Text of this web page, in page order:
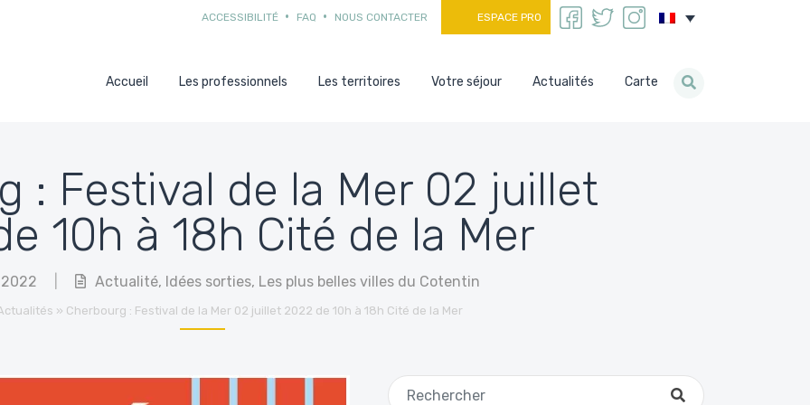
ACCESSIBILITÉ FAQ NOUS CONTACTER ESPACE PRO
Accueil Les professionnels Les territoires Votre séjour Actualités Carte
: Festival de la Mer 02 juillet
10h à 18h Cité de la Mer
Actualité, Idées sorties, Les plus belles villes du Cotentin
» Cherbourg : Festival de la Mer 02 juillet 2022 de 10h à 18h Cité de la Mer